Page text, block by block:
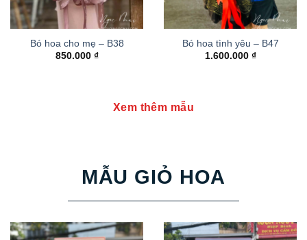
Bó hoa cho mẹ – B38
850.000 ₫
Bó hoa tình yêu – B47
1.600.000 ₫
Xem thêm mẫu
MẪU GIỎ HOA